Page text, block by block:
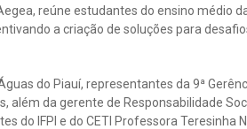
reúne estudantes do ensino médio
a criação de soluções para
do Piauí, representantes da 9ª
além da gerente de Responsabilidade
do IFPI e do CETI Professora Teresinha